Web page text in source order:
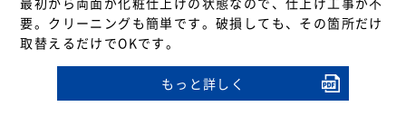
要。クリーニングも簡単です。破損しても、その箇所だけ
取替えるだけでOKです。
もっと詳しく